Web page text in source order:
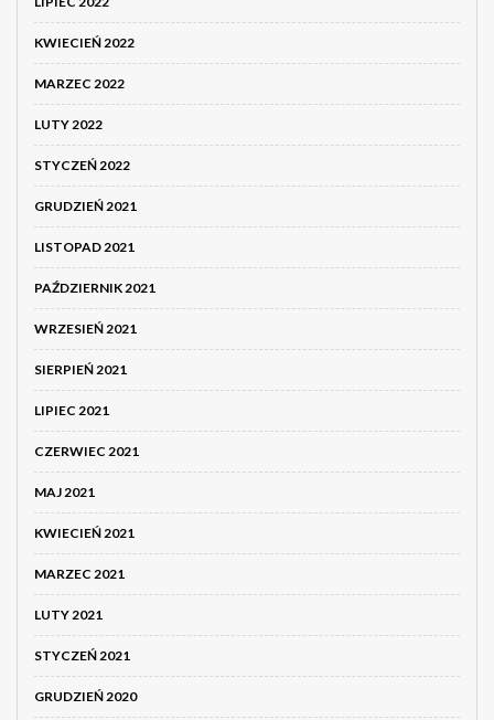
KWIECIEŃ 2022
MARZEC 2022
LUTY 2022
STYCZEŃ 2022
GRUDZIEŃ 2021
LISTOPAD 2021
PAŹDZIERNIK 2021
WRZESIEŃ 2021
SIERPIEŃ 2021
LIPIEC 2021
CZERWIEC 2021
MAJ 2021
KWIECIEŃ 2021
MARZEC 2021
LUTY 2021
STYCZEŃ 2021
GRUDZIEŃ 2020